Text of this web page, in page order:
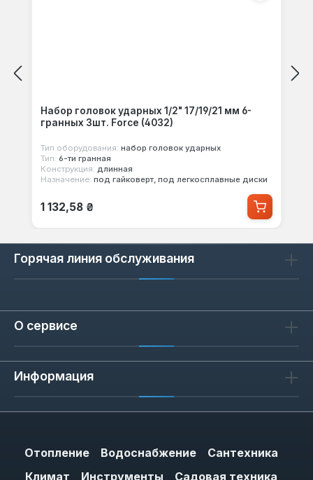
Набор головок ударных 1/2" 17/19/21 мм 6-
гранных 3шт. Force (4032)
Тип оборудования: набор головок ударных
Тип: 6-ти гранная
Конструкция: длинная
Назначение: под гайковерт, под легкосплавные диски
Обычная цена:
1 132,58 ₴
Горячая линия обслуживания
О сервисе
Информация
Отопление Водоснабжение
Сантехника
Климат
Инструменты Садовая техника